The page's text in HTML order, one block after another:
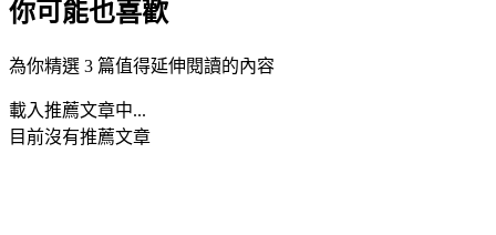
你可能也喜歡
為你精選 3 篇值得延伸閱讀的內容
載入推薦文章中...
目前沒有推薦文章